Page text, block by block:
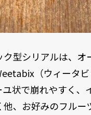
型シリアルは、
（ウィータ
状で崩れやすく、
、お好みのフル